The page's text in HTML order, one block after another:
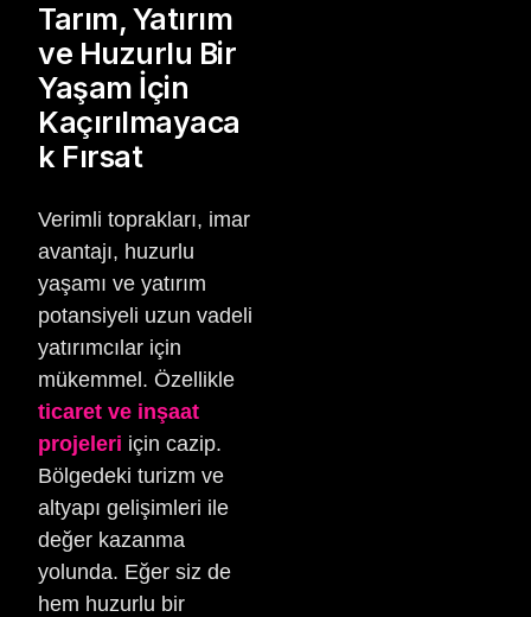
Tarım, Yatırım
ve Huzurlu Bir
Yaşam İçin
Kaçırılmayaca
k Fırsat
Verimli toprakları, imar
avantajı, huzurlu
yaşamı ve yatırım
potansiyeli uzun vadeli
yatırımcılar için
mükemmel. Özellikle
ticaret ve inşaat
projeleri için cazip.
Bölgedeki turizm ve
altyapı gelişimleri ile
değer kazanma
yolunda. Eğer siz de
hem huzurlu bir